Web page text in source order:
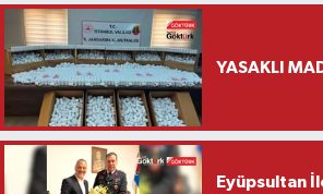
YASAKLI
Eyüpsultan